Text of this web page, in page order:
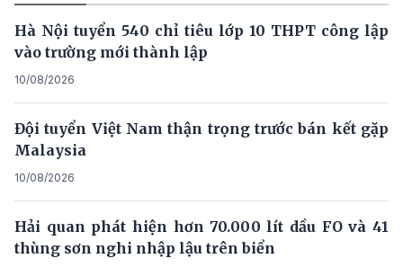
Hà Nội tuyển 540 chỉ tiêu lớp 10 THPT công lập
vào trường mới thành lập
10/08/2026
Đội tuyển Việt Nam thận trọng trước bán kết gặp
Malaysia
10/08/2026
Hải quan phát hiện hơn 70.000 lít dầu FO và 41
thùng sơn nghi nhập lậu trên biển